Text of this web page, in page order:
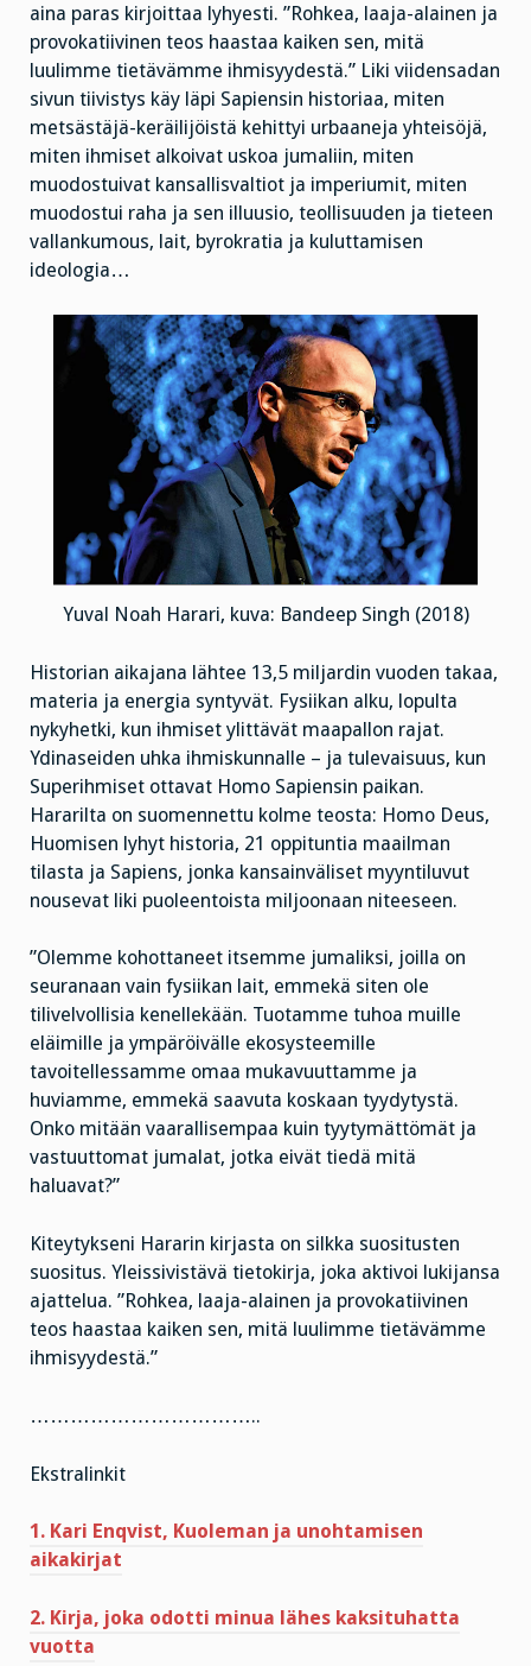
aina paras kirjoittaa lyhyesti. ”Rohkea, laaja-alainen ja
provokatiivinen teos haastaa kaiken sen, mitä
luulimme tietävämme ihmisyydestä.” Liki viidensadan
sivun tiivistys käy läpi Sapiensin historiaa, miten
metsästäjä-keräilijöistä kehittyi urbaaneja yhteisöjä,
miten ihmiset alkoivat uskoa jumaliin, miten
muodostuivat kansallisvaltiot ja imperiumit, miten
muodostui raha ja sen illuusio, teollisuuden ja tieteen
vallankumous, lait, byrokratia ja kuluttamisen
ideologia…
Yuval Noah Harari, kuva: Bandeep Singh (2018)
Historian aikajana lähtee 13,5 miljardin vuoden takaa,
materia ja energia syntyvät. Fysiikan alku, lopulta
nykyhetki, kun ihmiset ylittävät maapallon rajat.
Ydinaseiden uhka ihmiskunnalle – ja tulevaisuus, kun
Superihmiset ottavat Homo Sapiensin paikan.
Hararilta on suomennettu kolme teosta: Homo Deus,
Huomisen lyhyt historia, 21 oppituntia maailman
tilasta ja Sapiens, jonka kansainväliset myyntiluvut
nousevat liki puoleentoista miljoonaan niteeseen.
”Olemme kohottaneet itsemme jumaliksi, joilla on
seuranaan vain fysiikan lait, emmekä siten ole
tilivelvollisia kenellekään. Tuotamme tuhoa muille
eläimille ja ympäröivälle ekosysteemille
tavoitellessamme omaa mukavuuttamme ja
huviamme, emmekä saavuta koskaan tyydytystä.
Onko mitään vaarallisempaa kuin tyytymättömät ja
vastuuttomat jumalat, jotka eivät tiedä mitä
haluavat?”
Kiteytykseni Hararin kirjasta on silkka suositusten
suositus. Yleissivistävä tietokirja, joka aktivoi lukijansa
ajattelua. ”Rohkea, laaja-alainen ja provokatiivinen
teos haastaa kaiken sen, mitä luulimme tietävämme
ihmisyydestä.”
……………………………..
Ekstralinkit
1. Kari Enqvist, Kuoleman ja unohtamisen
aikakirjat
2. Kirja, joka odotti minua lähes kaksituhatta
vuotta